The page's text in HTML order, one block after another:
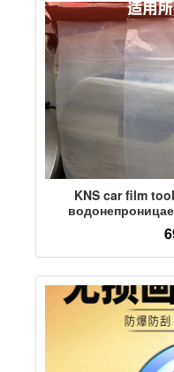
KNS car film
автомобильной